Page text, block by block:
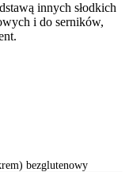
innych słodkich
i do serników,
bezglutenowy